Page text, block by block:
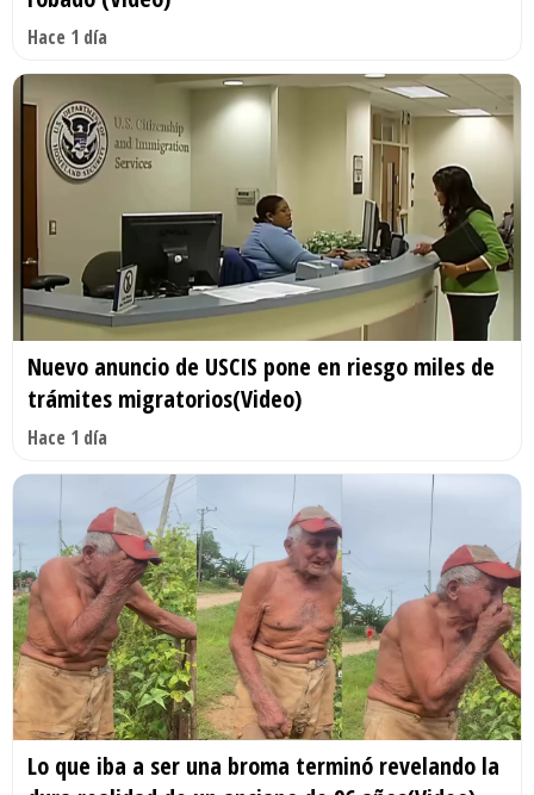
Hace 1 día
Nuevo anuncio de USCIS pone en riesgo miles de
trámites migratorios(Video)
Hace 1 día
Lo que iba a ser una broma terminó revelando la